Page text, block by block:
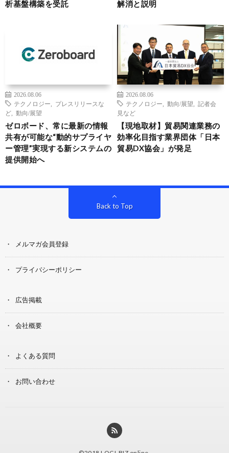
析基盤構築を受託
解消と説明
2026.08.06
テクノロジー
プレスリリースな
ど
動向/展望
ゼロボード、常に最新の情報
共有が可能な“動的サプライヤ
ー管理”実現する新システムの
提供開始へ
2026.08.06
テクノロジー
動向/展望
記者会
見など
【現地取材】貿易関連業務の
効率化目指す業界団体「日本
貿易DX協会」が発足
Back to Top
メルマガ会員登録
プライバシーポリシー
広告掲載
会社概要
よくある質問
お問い合わせ